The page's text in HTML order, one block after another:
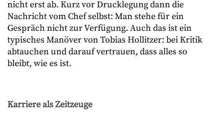
nicht erst ab. Kurz vor Drucklegung dann die
Nachricht vom Chef selbst: Man stehe für ein
Gespräch nicht zur Verfügung. Auch das ist ein
typisches Manöver von Tobias Hollitzer: bei Kritik
abtauchen und darauf vertrauen, dass alles so
bleibt, wie es ist.
Karriere als Zeitzeuge